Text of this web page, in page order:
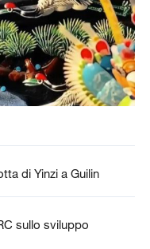
di Yinzi a Guilin
sullo sviluppo